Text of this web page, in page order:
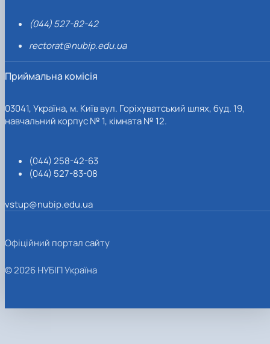
(044) 527-82-42
rectorat@nubip.edu.ua
Приймальна комісія
03041, Україна, м. Київ вул. Горіхуватський шлях, буд. 19,
навчальний корпус № 1, кімната № 12.
(044) 258-42-63
(044) 527-83-08
vstup@nubip.edu.ua
Офіційний портал сайту
© 2026 НУБІП Україна